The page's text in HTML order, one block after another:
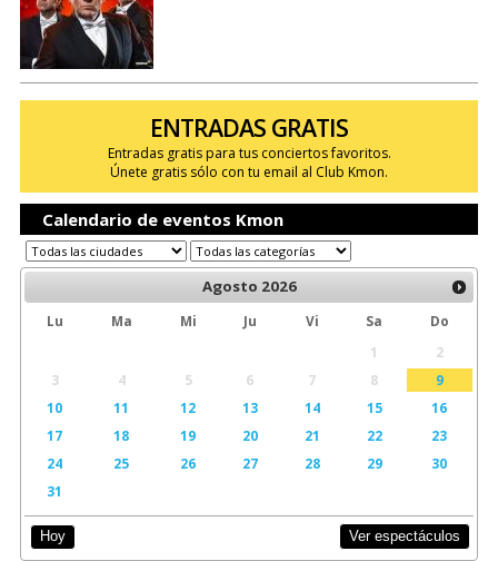
ENTRADAS GRATIS
Entradas gratis para tus conciertos favoritos.
Únete gratis sólo con tu email al Club Kmon.
Calendario de eventos Kmon
Agosto 2026
Lu Ma Mi Ju Vi Sa
Do
1
2
3
4 5 6 7 8
9
10
11 12 13 14 15
16
17
18 19 20 21 22
23
24
25 26 27 28 29
30
31
Hoy Ver espectáculos